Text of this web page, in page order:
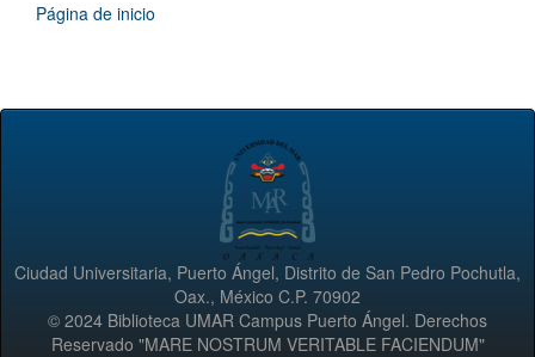
Página de inicio
Ciudad Universitaria, Puerto Ángel, Distrito de San Pedro Pochutla,
Oax., México C.P. 70902
© 2024 Biblioteca UMAR Campus Puerto Ángel. Derechos
Reservado "MARE NOSTRUM VERITABLE FACIENDUM"